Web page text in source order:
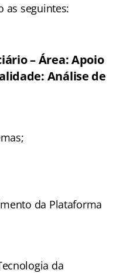
as seguintes:
– Área: Apoio
Análise de
da Plataforma
da